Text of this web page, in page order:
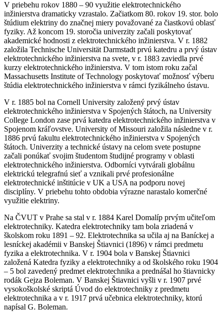
V priebehu rokov 1880 – 90 využitie elektrotechnického
inžinierstva dramaticky vzrastalo. Začiatkom 80. rokov 19. stor. bolo
štúdium elektriny do značnej miery považované za čiastkovú oblasť
fyziky. Až koncom 19. storočia univerzity začali poskytovať
akademické hodnosti z elektrotechnického inžinierstva. V r. 1882
založila Technische Universität Darmstadt prvú katedru a prvý ústav
elektrotechnického inžinierstva na svete, v r. 1883 zaviedla prvé
kurzy elektrotechnického inžinierstva. V tom istom roku začal
Massachusetts Institute of Technology poskytovať možnosť výberu
štúdia elektrotechnického inžinierstva v rámci fyzikálneho ústavu.
V r. 1885 bol na Cornell University založený prvý ústav
elektrotechnického inžinierstva v Spojených štátoch, na University
College London zase prvá katedra elektrotechnického inžinierstva v
Spojenom kráľovstve. University of Missouri založila následne v r.
1886 prvú fakultu elektrotechnického inžinierstva v Spojených
štátoch. Univerzity a technické ústavy na celom svete postupne
začali ponúkať svojim študentom študijné programy v oblasti
elektrotechnického inžinierstva. Odborníci vytvárali globálnu
elektrickú telegrafnú sieť a vznikali prvé profesionálne
elektrotechnické inštitúcie v UK a USA na podporu novej
disciplíny. V priebehu tohto obdobia výrazne narastalo komerčné
využitie elektriny.
Na ČVUT v Prahe sa stal v r. 1884 Karel Domalíp prvým učiteľom
elektrotechniky. Katedra elektrotechniky tam bola zriadená v
školskom roku 1891 – 92. Elektrotechnika sa učila aj na Baníckej a
lesníckej akadémii v Banskej Štiavnici (1896) v rámci predmetu
fyzika a elektrotechnika. V r. 1904 bola v Banskej Štiavnici
založená Katedra fyziky a elektrotechniky a od školského roku 1904
– 5 bol zavedený predmet elektrotechnika a prednášal ho štiavnicky
rodák Gejza Boleman. V Banskej Štiavnici vyšli v r. 1907 prvé
vysokoškolské skriptá Úvod do elektrotechniky z predmetu
elektrotechnika a v r. 1917 prvá učebnica elektrotechniky, ktorú
napísal G. Boleman.